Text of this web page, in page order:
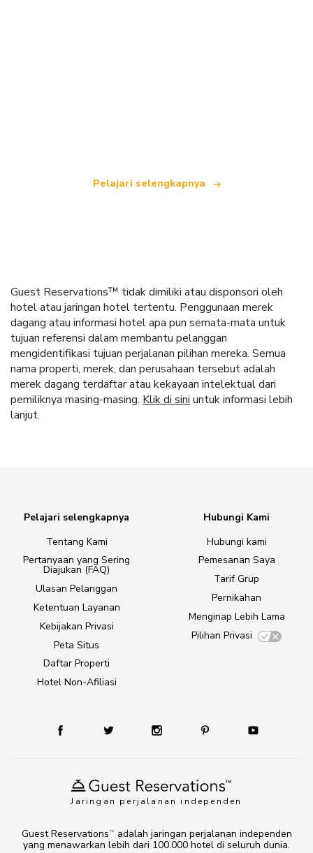
Pelajari selengkapnya
Guest Reservations™ tidak dimiliki atau disponsori oleh
hotel atau jaringan hotel tertentu. Penggunaan merek
dagang atau informasi hotel apa pun semata-mata untuk
tujuan referensi dalam membantu pelanggan
mengidentifikasi tujuan perjalanan pilihan mereka. Semua
nama properti, merek, dan perusahaan tersebut adalah
merek dagang terdaftar atau kekayaan intelektual dari
pemiliknya masing-masing. Klik di siniuntuk informasi lebih
lanjut.
Jaringan perjalanan independen
Pelajari selengkapnya
Tentang Kami
Pertanyaan yang Sering
Diajukan (FAQ)
Ulasan Pelanggan
Ketentuan Layanan
Kebijakan Privasi
Peta Situs
Daftar Properti
Hotel Non-Afiliasi
Hubungi Kami
Hubungi kami
Pemesanan Saya
Tarif Grup
Pernikahan
Menginap Lebih Lama
Pilihan Privasi
Guest Reservations TM
adalah jaringan perjalanan independen
yang menawarkan lebih dari 100.000 hotel di seluruh dunia.